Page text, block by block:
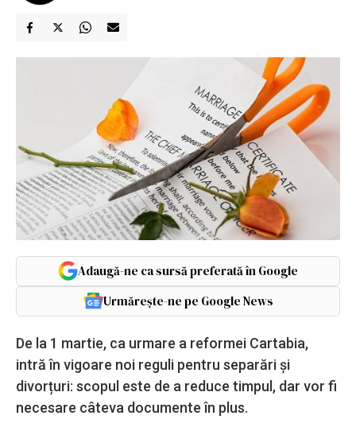
Adaugă-ne ca sursă preferată în Google
Urmărește-ne pe Google News
De la 1 martie, ca urmare a reformei Cartabia,
intră în vigoare noi reguli pentru separări și
divorțuri: scopul este de a reduce timpul, dar vor fi
necesare câteva documente în plus.